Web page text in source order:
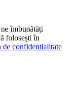
îmbunătăți
folosești în
de confidentialitate